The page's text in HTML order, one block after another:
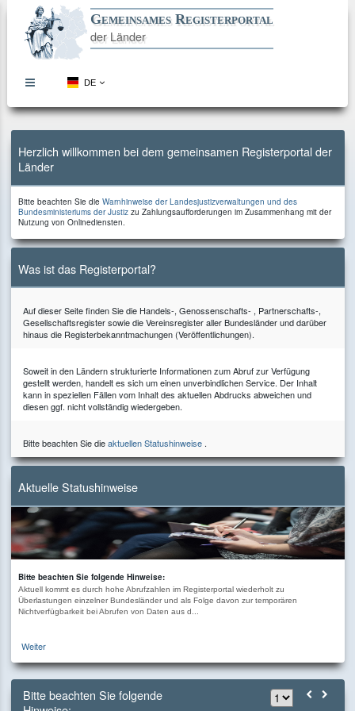
Gemeinsames Registerportal
der Länder
button
DE
Direkt
zum
Direkt
zur
Direkt
zur
Direkt
zum
Herzlich willkommen bei dem gemeinsamen Registerportal der
Länder
Bitte
beachten
Sie
Bitte beachten Sie die Warnhinweise der Landesjustizverwaltungen und des
Bundesministeriums der Justiz zu
Zusammenhang
Nutzung
zu Zahlungsaufforderungen im Zusammenhang mit der
Nutzung von Onlinediensten.
Was ist das Registerportal?
Auf dieser Seite finden Sie die Handels-, Genossenschafts- , Partnerschafts-,
Gesellschaftsregister sowie die Vereinsregister aller Bundesländer und darüber
hinaus die Registerbekanntmachungen (Veröffentlichungen).
Soweit in den Ländern strukturierte Informationen zum Abruf zur Verfügung
gestellt werden, handelt es sich um einen unverbindlichen Service. Der Inhalt
kann in speziellen Fällen vom Inhalt des aktuellen Abdrucks abweichen und
diesen ggf. nicht vollständig wiedergeben.
Bitte beachten Sie dieaktuellen Statushinweise.
Aktuelle Statushinweise
Bitte beachten Sie folgende Hinweise:
Aktuell kommt es durch hohe Abrufzahlen im Registerportal wiederholt zu
Überlastungen einzelner Bundesländer und als Folge davon zur temporären
Nichtverfügbarkeit bei Abrufen von Daten aus d...
Weiter
Bitte beachten Sie folgende